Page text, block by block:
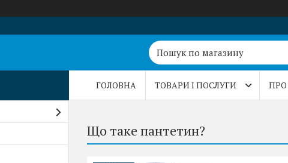
ГОЛОВНА ТОВАРИ І ПОСЛУГИ
Що таке пантетин?